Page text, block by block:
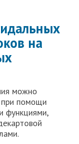
на
можно
при помощи
функциями,